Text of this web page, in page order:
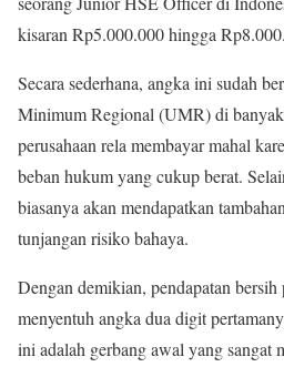
kisaran Rp5.000.000 hingga
Secara sederhana, angka ini sudah
Minimum Regional (UMR) di banyak
perusahaan rela membayar mahal
beban hukum yang cukup berat.
biasanya akan mendapatkan
tunjangan risiko bahaya.
Dengan demikian, pendapatan bersih
menyentuh angka dua digit
ini adalah gerbang awal yang sangat